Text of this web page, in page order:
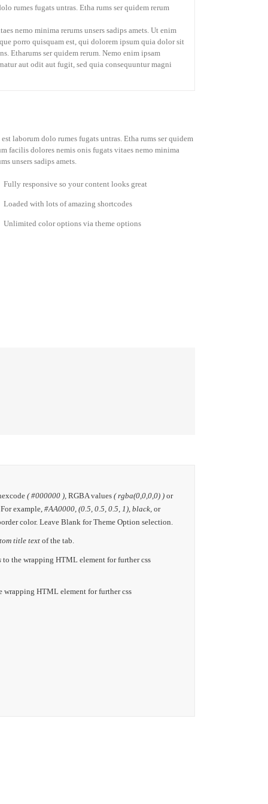
rumes fugats untras. Etha rums ser quidem rerum
nemo minima rerums unsers sadips amets. Ut enim
porro quisquam est, qui dolorem ipsum quia dolor sit
Etharums ser quidem rerum. Nemo enim ipsam
aut odit aut fugit, sed quia consequuntur magni
laborum dolo rumes fugats untras. Etha rums ser quidem
facilis dolores nemis onis fugats vitaes nemo minima
unsers sadips amets.
Fully responsive so your content looks great
Loaded with lots of amazing shortcodes
Unlimited color options via theme options
( #000000 ), RGBA values( rgba(0,0,0,0) )or
example,#AA0000, (0.5, 0.5, 0.5, 1), black,or
color. Leave Blank for Theme Option selection.
title text of the tab.
to the wrapping HTML element for further css
wrapping HTML element for further css